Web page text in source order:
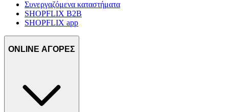
Συνεργαζόμενα καταστήματα
SHOPFLIX B2B
SHOPFLIX app
ONLINE ΑΓΟΡΕΣ